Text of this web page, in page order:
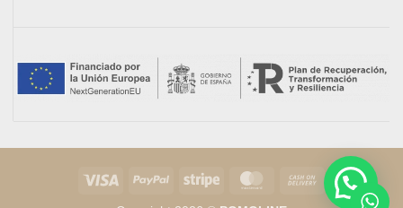
Visa PayPal Stripe MasterCardCash
On